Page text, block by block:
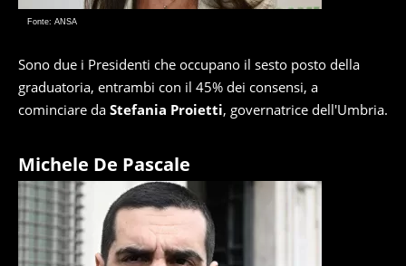
Fonte: ANSA
Sono due i Presidenti che occupano il sesto posto della
graduatoria, entrambi con il 45% dei consensi, a
cominciare da Stefania Proietti, governatrice dell'Umbria.
Michele De Pascale